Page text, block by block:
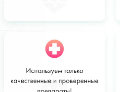
Стоимость
от 2 000 руб